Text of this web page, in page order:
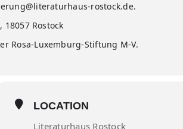
rostock.de.
Rostock
Rosa-Luxemburg-Stiftung M-V.
LOCATION
Literaturhaus Rostock